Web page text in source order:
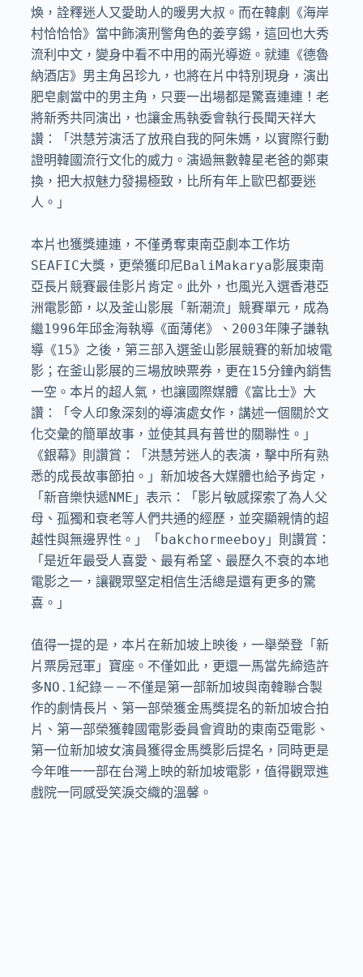
煥，詮釋迷人又愛助人的暖男大叔。而在韓劇《海岸
村恰恰恰》當中飾演刑警角色的姜亨錫，這回也大秀
流利中文，變身中看不中用的兩光導遊。就連《德魯
納酒店》男主角呂珍九，也將在片中特別現身，演出
肥皂劇當中的男主角，只要一出場都是驚喜連連！老
將新秀共同演出，也讓金馬執委會執行長聞天祥大
讚：「洪慧芳演活了放飛自我的阿朱媽，以實際行動
證明韓國流行文化的威力。演過無數韓星老爸的鄭東
換，把大叔魅力發揚極致，比所有年上歐巴都要迷
人。」
本片也獲獎連連，不僅勇奪東南亞劇本工作坊
SEAFIC大獎，更榮獲印尼BaliMakarya影展東南
亞長片競賽最佳影片肯定。此外，也風光入選香港亞
洲電影節，以及釜山影展「新潮流」競賽單元，成為
繼1996年邱金海執導《面薄佬》、2003年陳子謙執
導《15》之後，第三部入選釜山影展競賽的新加坡電
影；在釜山影展的三場放映票券，更在15分鐘內銷售
一空。本片的超人氣，也讓國際媒體《富比士》大
讚：「令人印象深刻的導演處女作，講述一個關於文
化交彙的簡單故事，並使其具有普世的關聯性。」
《銀幕》則讚賞：「洪慧芳迷人的表演，擊中所有熟
悉的成長故事節拍。」新加坡各大媒體也給予肯定，
「新音樂快遞NME」表示：「影片敏感探索了為人父
母、孤獨和衰老等人們共通的經歷，並突顯親情的超
越性與無邊界性。」「bakchormeeboy」則讚賞：
「是近年最受人喜愛、最有希望、最歷久不衰的本地
電影之一，讓觀眾堅定相信生活總是還有更多的驚
喜。」
值得一提的是，本片在新加坡上映後，一舉榮登「新
片票房冠軍」寶座。不僅如此，更還一馬當先締造許
多NO.1紀錄－－不僅是第一部新加坡與南韓聯合製
作的劇情長片、第一部榮獲金馬獎提名的新加坡合拍
片、第一部榮獲韓國電影委員會資助的東南亞電影、
第一位新加坡女演員獲得金馬獎影后提名，同時更是
今年唯一一部在台灣上映的新加坡電影，值得觀眾進
戲院一同感受笑淚交織的溫馨。